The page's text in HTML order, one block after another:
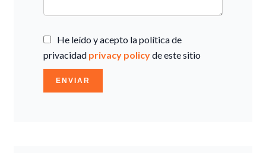
He leído y acepto la política de
privacidad privacy policyde este sitio
ENVIAR